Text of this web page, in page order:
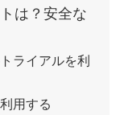
は？安全な
ライアルを利
用する